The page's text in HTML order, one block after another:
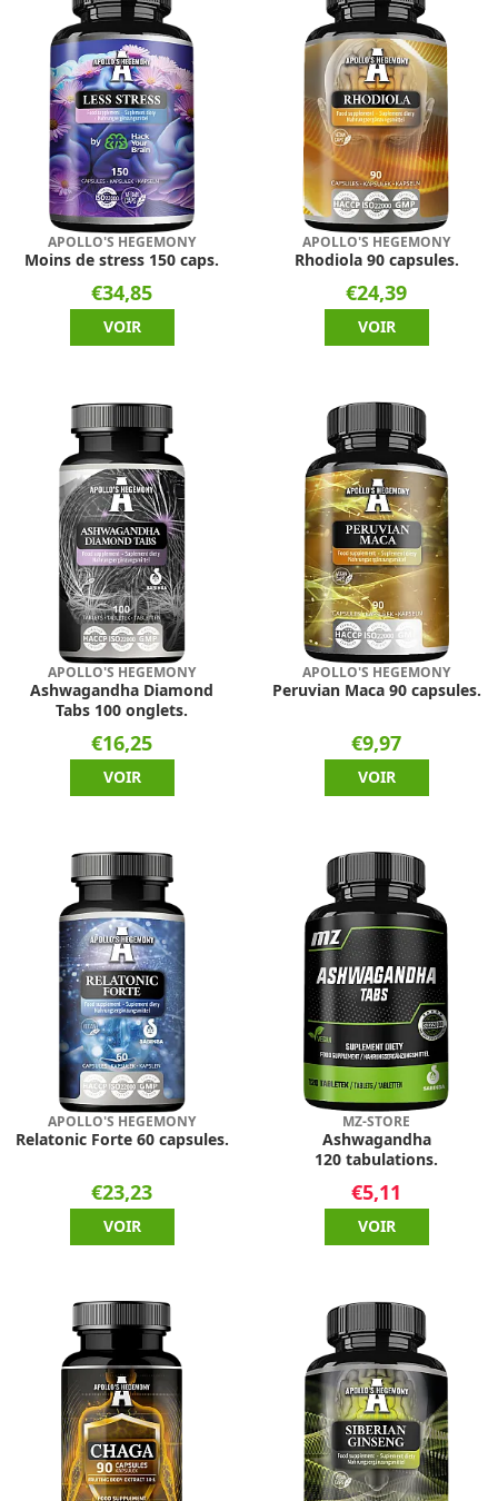
APOLLO'S HEGEMONY
Moins de stress 150 caps.
€34,85
VOIR
APOLLO'S HEGEMONY
Rhodiola 90 capsules.
€24,39
VOIR
APOLLO'S HEGEMONY
Ashwagandha Diamond
Tabs 100 onglets.
€16,25
VOIR
APOLLO'S HEGEMONY
Peruvian Maca 90 capsules.
€9,97
VOIR
APOLLO'S HEGEMONY
Relatonic Forte 60 capsules.
€23,23
VOIR
MZ-STORE
Ashwagandha
120 tabulations.
€5,11
VOIR